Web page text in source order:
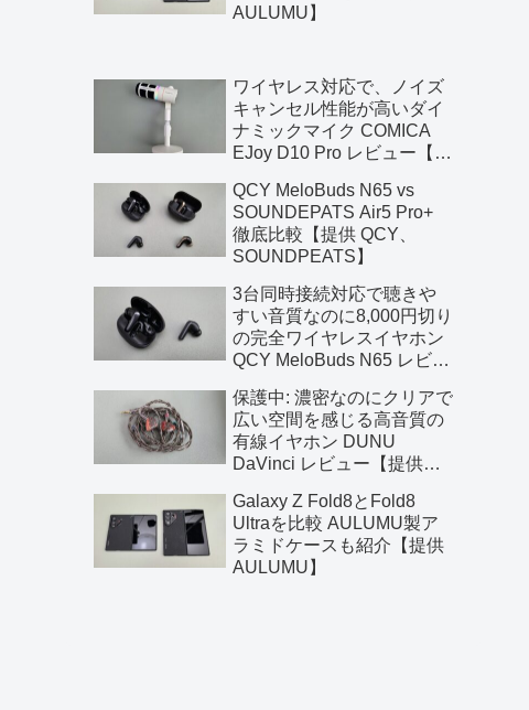
AULUMU】
ワイヤレス対応で、ノイズ
キャンセル性能が高いダイ
ナミックマイク COMICA
EJoy D10 Pro レビュー【提
QCY MeloBuds N65 vs
SOUNDEPATS Air5 Pro+
徹底比較【提供 QCY、
SOUNDPEATS】
3台同時接続対応で聴きや
すい音質なのに8,000円切り
の完全ワイヤレスイヤホン
QCY MeloBuds N65 レビュ
保護中: 濃密なのにクリアで
広い空間を感じる高音質の
有線イヤホン DUNU
DaVinci レビュー【提供
Galaxy Z Fold8とFold8
Ultraを比較 AULUMU製ア
ラミドケースも紹介【提供
AULUMU】